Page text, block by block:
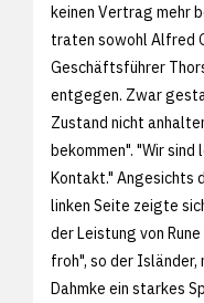
keinen Vertrag mehr
traten sowohl Alfred
Geschäftsführer
entgegen. Zwar
Zustand nicht
bekommen". "Wir
Kontakt." Angesichts
linken Seite zeigte
der Leistung von
froh", so der
Dahmke ein starkes